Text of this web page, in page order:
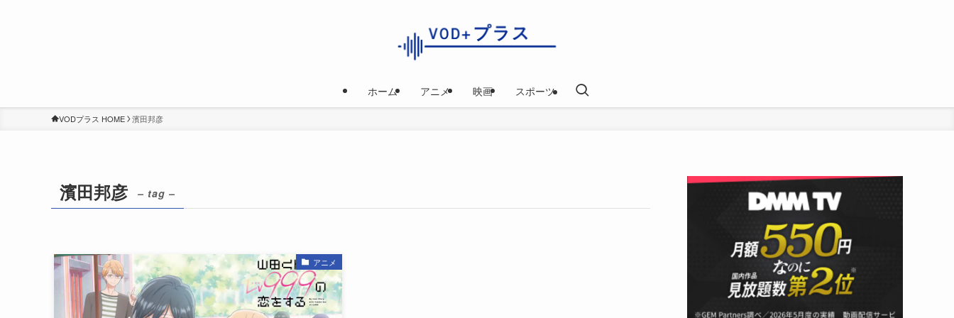
ホーム アニメ 映画 スポーツ
VODプラス HOME 濱田邦彦
濱田邦彦 – tag –
アニメ